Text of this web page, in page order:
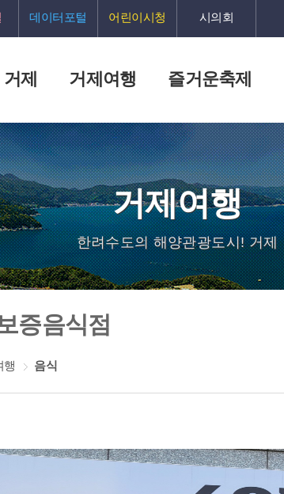
데이터포털 어린이시청 시의회
제 거제여행 즐거운축제
거제여행
한려수도의 해양관광도시! 거제
증음식점
행 음식